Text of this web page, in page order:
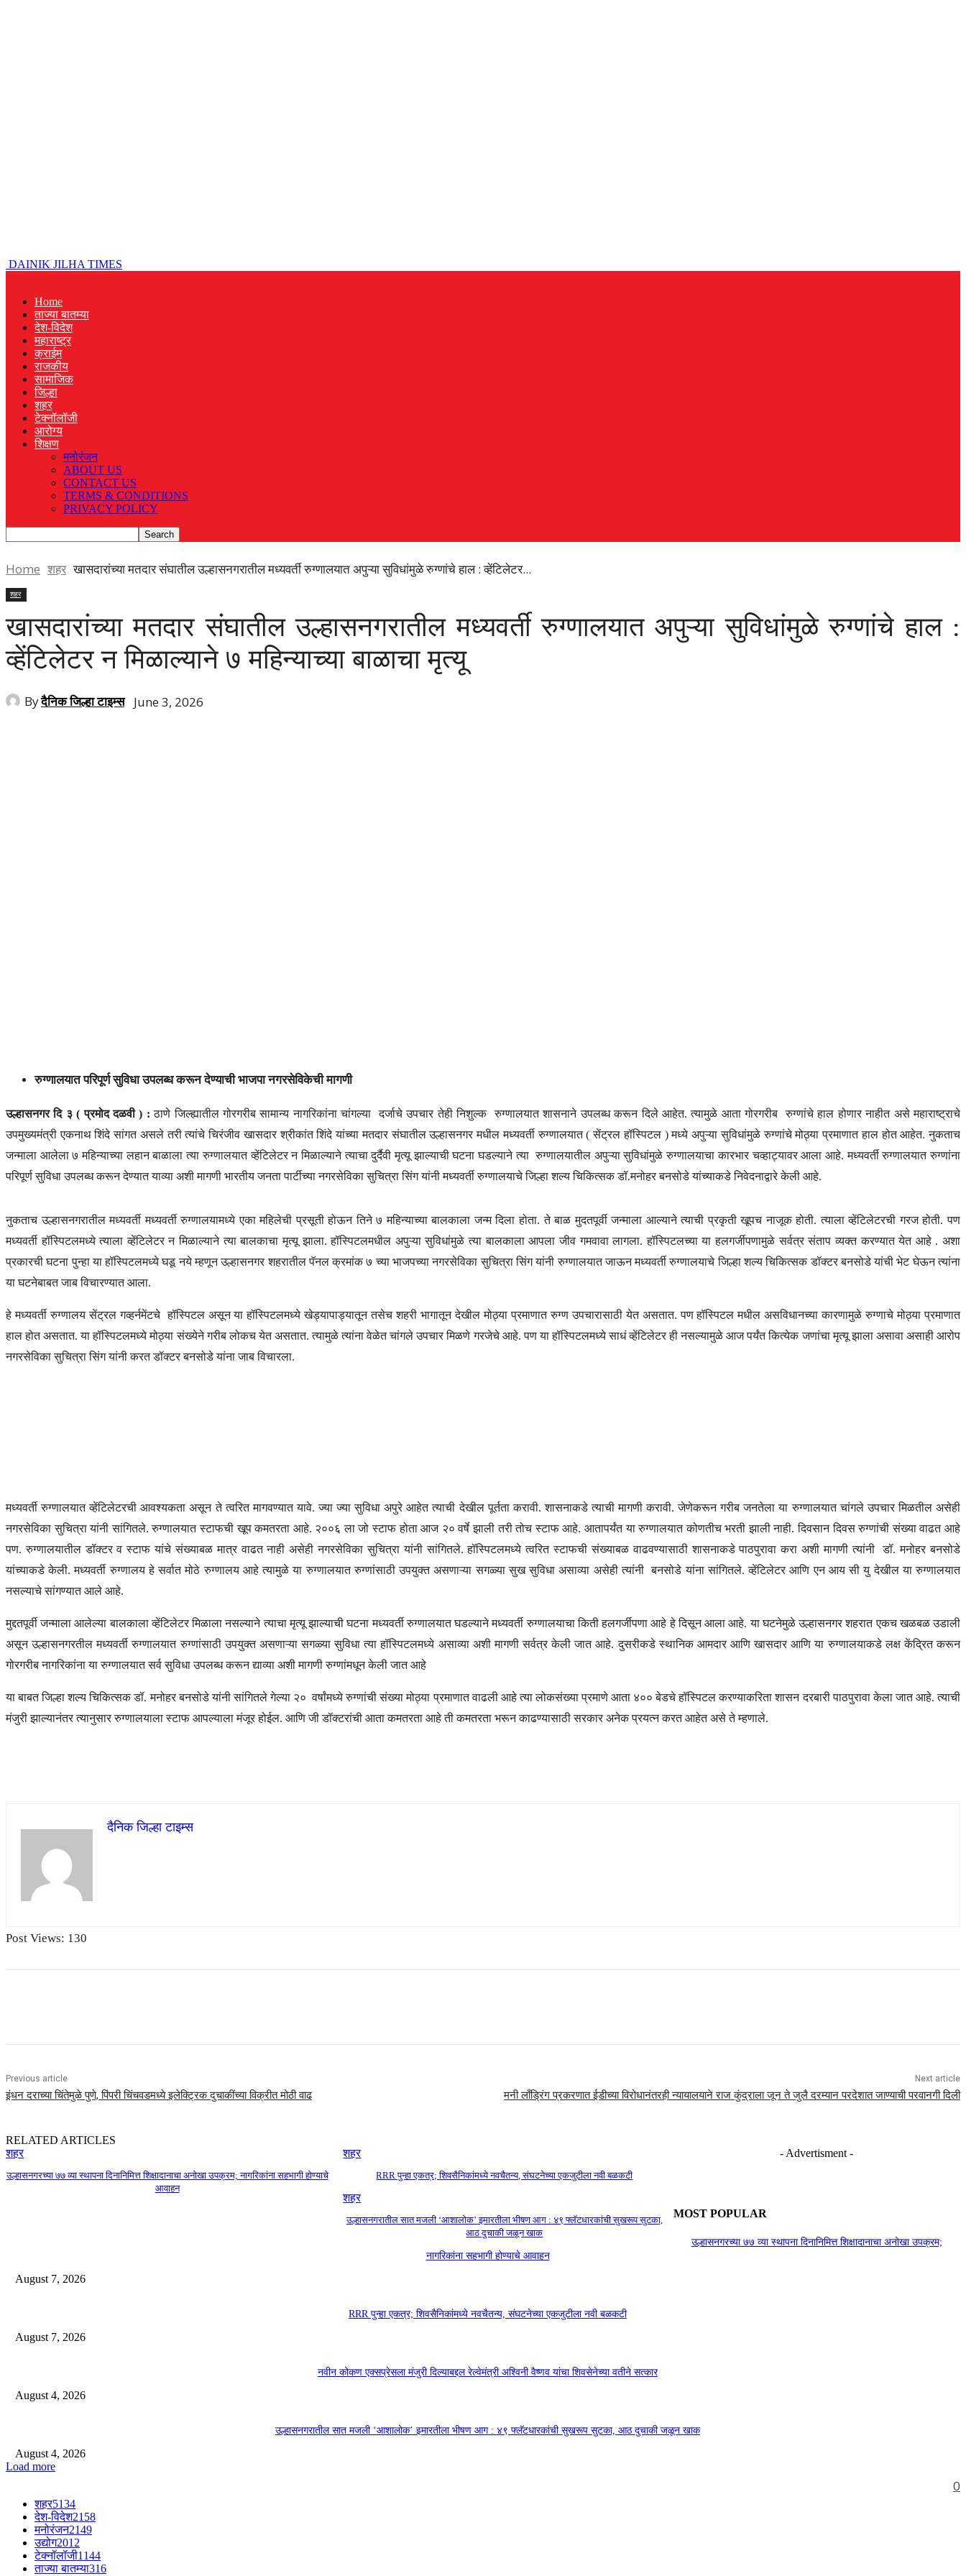
DAINIK JILHA TIMES
Home
ताज्या बातम्या
देश-विदेश
महाराष्ट्र
क्राईम
राजकीय
सामाजिक
जिल्हा
शहर
टेक्नॉलॉजी
आरोग्य
शिक्षण
मनोरंजन
ABOUT US
CONTACT US
TERMS & CONDITIONS
PRIVACY POLICY
Home शहर खासदारांच्या मतदार संघातील उल्हासनगरातील मध्यवर्ती रुग्णालयात अपुऱ्या सुविधांमुळे रुग्णांचे हाल : व्हेंटिलेटर...
शहर
खासदारांच्या मतदार संघातील उल्हासनगरातील मध्यवर्ती रुग्णालयात अपुऱ्या सुविधांमुळे रुग्णांचे हाल :
व्हेंटिलेटर न मिळाल्याने ७ महिन्याच्या बाळाचा मृत्यू
Byदैनिक जिल्हा टाइम्स June 3, 2026
रुग्णालयात परिपूर्ण सुविधा उपलब्ध करून देण्याची भाजपा नगरसेविकेची मागणी
उल्हासनगर दि ३ ( प्रमोद दळवी ) : ठाणे जिल्ह्यातील गोरगरीब सामान्य नागरिकांना चांगल्या दर्जाचे उपचार तेही निशुल्क रुग्णालयात शासनाने उपलब्ध करून दिले आहेत. त्यामुळे आता गोरगरीब रुग्णांचे हाल होणार नाहीत असे महाराष्ट्राचे
उपमुख्यमंत्री एकनाथ शिंदे सांगत असले तरी त्यांचे चिरंजीव खासदार श्रीकांत शिंदे यांच्या मतदार संघातील उल्हासनगर मधील मध्यवर्ती रुग्णालयात ( सेंट्रल हॉस्पिटल ) मध्ये अपुऱ्या सुविधांमुळे रुग्णांचे मोठ्या प्रमाणात हाल होत आहेत. नुकताच
जन्माला आलेला ७ महिन्याच्या लहान बाळाला त्या रुग्णालयात व्हेंटिलेटर न मिळाल्याने त्याचा दुर्दैवी मृत्यू झाल्याची घटना घडल्याने त्या रुग्णालयातील अपुऱ्या सुविधांमुळे रुग्णालयाचा कारभार चव्हाट्यावर आला आहे. मध्यवर्ती रुग्णालयात रुग्णांना
परिपूर्ण सुविधा उपलब्ध करून देण्यात याव्या अशी मागणी भारतीय जनता पार्टीच्या नगरसेविका सुचित्रा सिंग यांनी मध्यवर्ती रुग्णालयाचे जिल्हा शल्य चिकित्सक डॉ.मनोहर बनसोडे यांच्याकडे निवेदनाद्वारे केली आहे.
नुकताच उल्हासनगरातील मध्यवर्ती मध्यवर्ती रुग्णालयामध्ये एका महिलेची प्रसूती होऊन तिने ७ महिन्याच्या बालकाला जन्म दिला होता. ते बाळ मुदतपूर्वी जन्माला आल्याने त्याची प्रकृती खूपच नाजूक होती. त्याला व्हेंटिलेटरची गरज होती. पण
मध्यवर्ती हॉस्पिटलमध्ये त्याला व्हेंटिलेटर न मिळाल्याने त्या बालकाचा मृत्यू झाला. हॉस्पिटलमधील अपुऱ्या सुविधांमुळे त्या बालकाला आपला जीव गमवावा लागला. हॉस्पिटलच्या या हलगर्जीपणामुळे सर्वत्र संताप व्यक्त करण्यात येत आहे . अशा
प्रकारची घटना पुन्हा या हॉस्पिटलमध्ये घडू नये म्हणून उल्हासनगर शहरातील पॅनल क्रमांक ७ च्या भाजपच्या नगरसेविका सुचित्रा सिंग यांनी रुग्णालयात जाऊन मध्यवर्ती रुग्णालयाचे जिल्हा शल्य चिकित्सक डॉक्टर बनसोडे यांची भेट घेऊन त्यांना
या घटनेबाबत जाब विचारण्यात आला.
हे मध्यवर्ती रुग्णालय सेंट्रल गव्हर्नमेंटचे हॉस्पिटल असून या हॉस्पिटलमध्ये खेड्यापाड्यातून तसेच शहरी भागातून देखील मोठ्या प्रमाणात रुग्ण उपचारासाठी येत असतात. पण हॉस्पिटल मधील असविधानच्या कारणामुळे रुग्णाचे मोठ्या प्रमाणात
हाल होत असतात. या हॉस्पिटलमध्ये मोठ्या संख्येने गरीब लोकच येत असतात. त्यामुळे त्यांना वेळेत चांगले उपचार मिळणे गरजेचे आहे. पण या हॉस्पिटलमध्ये साधं व्हेंटिलेटर ही नसल्यामुळे आज पर्यंत कित्येक जणांचा मृत्यू झाला असावा असाही आरोप
नगरसेविका सुचित्रा सिंग यांनी करत डॉक्टर बनसोडे यांना जाब विचारला.
मध्यवर्ती रुग्णालयात व्हेंटिलेटरची आवश्यकता असून ते त्वरित मागवण्यात यावे. ज्या ज्या सुविधा अपुरे आहेत त्याची देखील पूर्तता करावी. शासनाकडे त्याची मागणी करावी. जेणेकरून गरीब जनतेला या रुग्णालयात चांगले उपचार मिळतील असेही
नगरसेविका सुचित्रा यांनी सांगितले. रुग्णालयात स्टाफची खूप कमतरता आहे. २००६ ला जो स्टाफ होता आज २० वर्षे झाली तरी तोच स्टाफ आहे. आतापर्यंत या रुग्णालयात कोणतीच भरती झाली नाही. दिवसान दिवस रुग्णांची संख्या वाढत आहे
पण. रुग्णालयातील डॉक्टर व स्टाफ यांचे संख्याबळ मात्र वाढत नाही असेही नगरसेविका सुचित्रा यांनी सांगितले. हॉस्पिटलमध्ये त्वरित स्टाफची संख्याबळ वाढवण्यासाठी शासनाकडे पाठपुरावा करा अशी मागणी त्यांनी डॉ. मनोहर बनसोडे
यांच्याकडे केली. मध्यवर्ती रुग्णालय हे सर्वात मोठे रुग्णालय आहे त्यामुळे या रुग्णालयात रुग्णांसाठी उपयुक्त असणाऱ्या सगळ्या सुख सुविधा असाव्या असेही त्यांनी बनसोडे यांना सांगितले. व्हेंटिलेटर आणि एन आय सी यु देखील या रुग्णालयात
नसल्याचे सांगण्यात आले आहे.
मुद्दतपूर्वी जन्माला आलेल्या बालकाला व्हेंटिलेटर मिळाला नसल्याने त्याचा मृत्यू झाल्याची घटना मध्यवर्ती रुग्णालयात घडल्याने मध्यवर्ती रुग्णालयाचा किती हलगर्जीपणा आहे हे दिसून आला आहे. या घटनेमुळे उल्हासनगर शहरात एकच खळबळ उडाली
असून उल्हासनगरतील मध्यवर्ती रुग्णालयात रुग्णांसाठी उपयुक्त असणाऱ्या सगळ्या सुविधा त्या हॉस्पिटलमध्ये असाव्या अशी मागणी सर्वत्र केली जात आहे. दुसरीकडे स्थानिक आमदार आणि खासदार आणि या रुग्णालयाकडे लक्ष केंद्रित करून
गोरगरीब नागरिकांना या रुग्णालयात सर्व सुविधा उपलब्ध करून द्याव्या अशी मागणी रुग्णांमधून केली जात आहे
या बाबत जिल्हा शल्य चिकित्सक डॉ. मनोहर बनसोडे यांनी सांगितले गेल्या २० वर्षांमध्ये रुग्णांची संख्या मोठ्या प्रमाणात वाढली आहे त्या लोकसंख्या प्रमाणे आता ४०० बेडचे हॉस्पिटल करण्याकरिता शासन दरबारी पाठपुरावा केला जात आहे. त्याची
मंजुरी झाल्यानंतर त्यानुसार रुग्णालयाला स्टाफ आपल्याला मंजूर होईल. आणि जी डॉक्टरांची आता कमतरता आहे ती कमतरता भरून काढण्यासाठी सरकार अनेक प्रयत्न करत आहेत असे ते म्हणाले.
दैनिक जिल्हा टाइम्स
Post Views: 130
Previous article
इंधन दराच्या चिंतेमुळे पुणे, पिंपरी चिंचवडमध्ये इलेक्ट्रिक दुचाकींच्या विक्रीत मोठी वाढ
Next article
मनी लाँड्रिंग प्रकरणात ईडीच्या विरोधानंतरही न्यायालयाने राज कुंद्राला जून ते जुलै दरम्यान परदेशात जाण्याची परवानगी दिली
RELATED ARTICLES
शहर
उल्हासनगरच्या ७७ व्या स्थापना दिनानिमित्त शिक्षादानाचा अनोखा उपक्रम; नागरिकांना सहभागी होण्याचे
आवाहन
शहर
RRR पुन्हा एकत्र; शिवसैनिकांमध्ये नवचैतन्य, संघटनेच्या एकजुटीला नवी बळकटी
शहर
उल्हासनगरातील सात मजली ‘आशालोक’ इमारतीला भीषण आग : ४९ फ्लॅटधारकांची सुखरूप सुटका,
आठ दुचाकी जळून खाक
- Advertisment -
MOST POPULAR
उल्हासनगरच्या ७७ व्या स्थापना दिनानिमित्त शिक्षादानाचा अनोखा उपक्रम;
नागरिकांना सहभागी होण्याचे आवाहन
August 7, 2026
RRR पुन्हा एकत्र; शिवसैनिकांमध्ये नवचैतन्य, संघटनेच्या एकजुटीला नवी बळकटी
August 7, 2026
नवीन कोकण एक्सप्रेसला मंजुरी दिल्याबद्दल रेल्वेमंत्री अश्विनी वैष्णव यांचा शिवसेनेच्या वतीने सत्कार
August 4, 2026
उल्हासनगरातील सात मजली ‘आशालोक’ इमारतीला भीषण आग : ४९ फ्लॅटधारकांची सुखरूप सुटका, आठ दुचाकी जळून खाक
August 4, 2026
Load more
0
शहर5134
देश-विदेश2158
मनोरंजन2149
उद्योग2012
टेक्नॉलॉजी1144
ताज्या बातम्या316